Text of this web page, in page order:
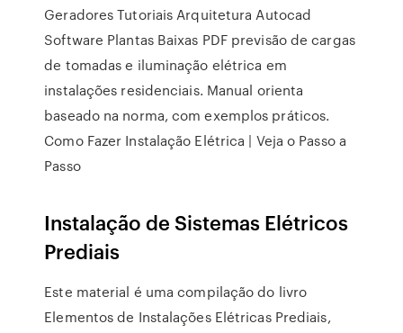
Geradores Tutoriais Arquitetura Autocad
Software Plantas Baixas PDF previsão de cargas
de tomadas e iluminação elétrica em
instalações residenciais. Manual orienta
baseado na norma, com exemplos práticos.
Como Fazer Instalação Elétrica | Veja o Passo a
Passo
Instalação de Sistemas Elétricos
Prediais
Este material é uma compilação do livro
Elementos de Instalações Elétricas Prediais,